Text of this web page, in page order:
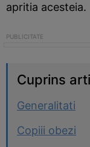
apritia acesteia.
Cuprins
Generalitati
Copiii obezi